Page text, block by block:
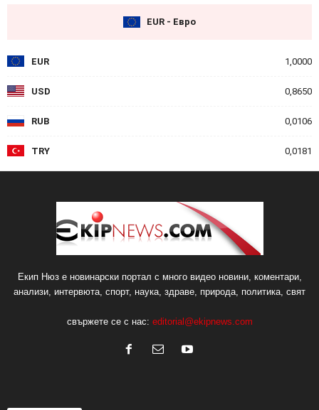
EUR - Евро
EUR 1,0000
USD 0,8650
RUB 0,0106
TRY 0,0181
Екип Нюз е новинарски портал с много видео новини, коментари,
анализи, интервюта, спорт, наука, здраве, природа, политика, свят
свържете се с нас: editorial@ekipnews.com